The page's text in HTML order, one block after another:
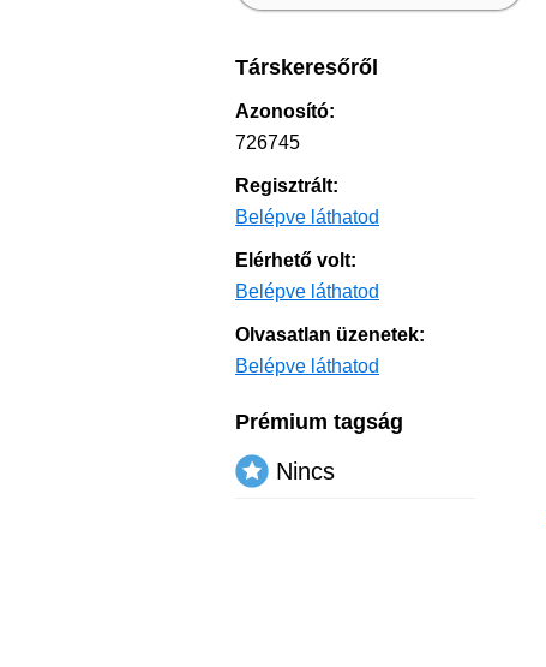
Társkeresőről
Azonosító:
726745
Regisztrált:
Belépve láthatod
Elérhető volt:
Belépve láthatod
Olvasatlan üzenetek:
Belépve láthatod
Prémium tagság
Nincs